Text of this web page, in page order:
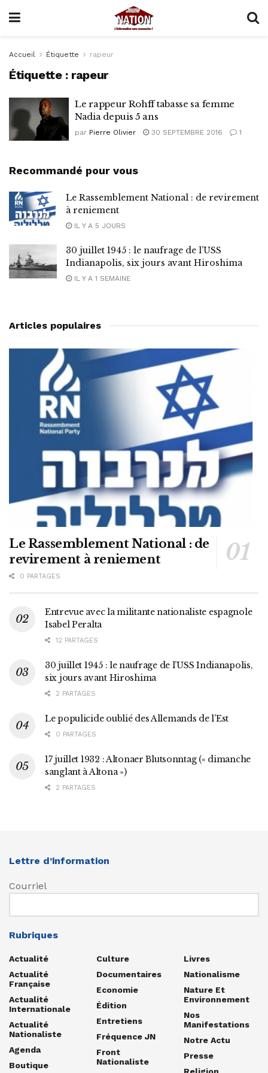
Accueil Étiquette rapeur
Étiquette : rapeur
Le rappeur Rohff tabasse sa femme
Nadia depuis 5 ans
par Pierre Olivier 30 SEPTEMBRE 2016 1
Recommandé pour vous
Le Rassemblement National : de revirement
à reniement
IL Y A 5 JOURS
30 juillet 1945 : le naufrage de l’USS
Indianapolis, six jours avant Hiroshima
IL Y A 1 SEMAINE
Articles populaires
Le Rassemblement National : de
revirement à reniement
0 PARTAGES
Entrevue avec la militante nationaliste espagnole
Isabel Peralta
12 PARTAGES
30 juillet 1945 : le naufrage de l’USS Indianapolis,
six jours avant Hiroshima
2 PARTAGES
Le populicide oublié des Allemands de l’Est
0 PARTAGES
17 juillet 1932 : Altonaer Blutsonntag (« dimanche
sanglant à Altona »)
2 PARTAGES
Lettre d’information
Courriel
Rubriques
Actualité
Actualité
Française
Actualité
Internationale
Actualité
Nationaliste
Agenda
Boutique
Culture
Documentaires
Economie
Édition
Entretiens
Fréquence JN
Front
Nationaliste
Livres
Nationalisme
Nature Et
Environnement
Nos
Manifestations
Notre Actu
Presse